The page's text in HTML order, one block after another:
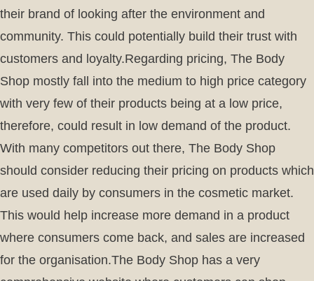
their brand of looking after the environment and
community. This could potentially build their trust with
customers and loyalty.Regarding pricing, The Body
Shop mostly fall into the medium to high price category
with very few of their products being at a low price,
therefore, could result in low demand of the product.
With many competitors out there, The Body Shop
should consider reducing their pricing on products which
are used daily by consumers in the cosmetic market.
This would help increase more demand in a product
where consumers come back, and sales are increased
for the organisation.The Body Shop has a very